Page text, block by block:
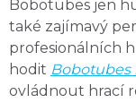
Bobotubes jen
také zajímavý
profesionálních
hodit Bobotubes
ovládnout hrací